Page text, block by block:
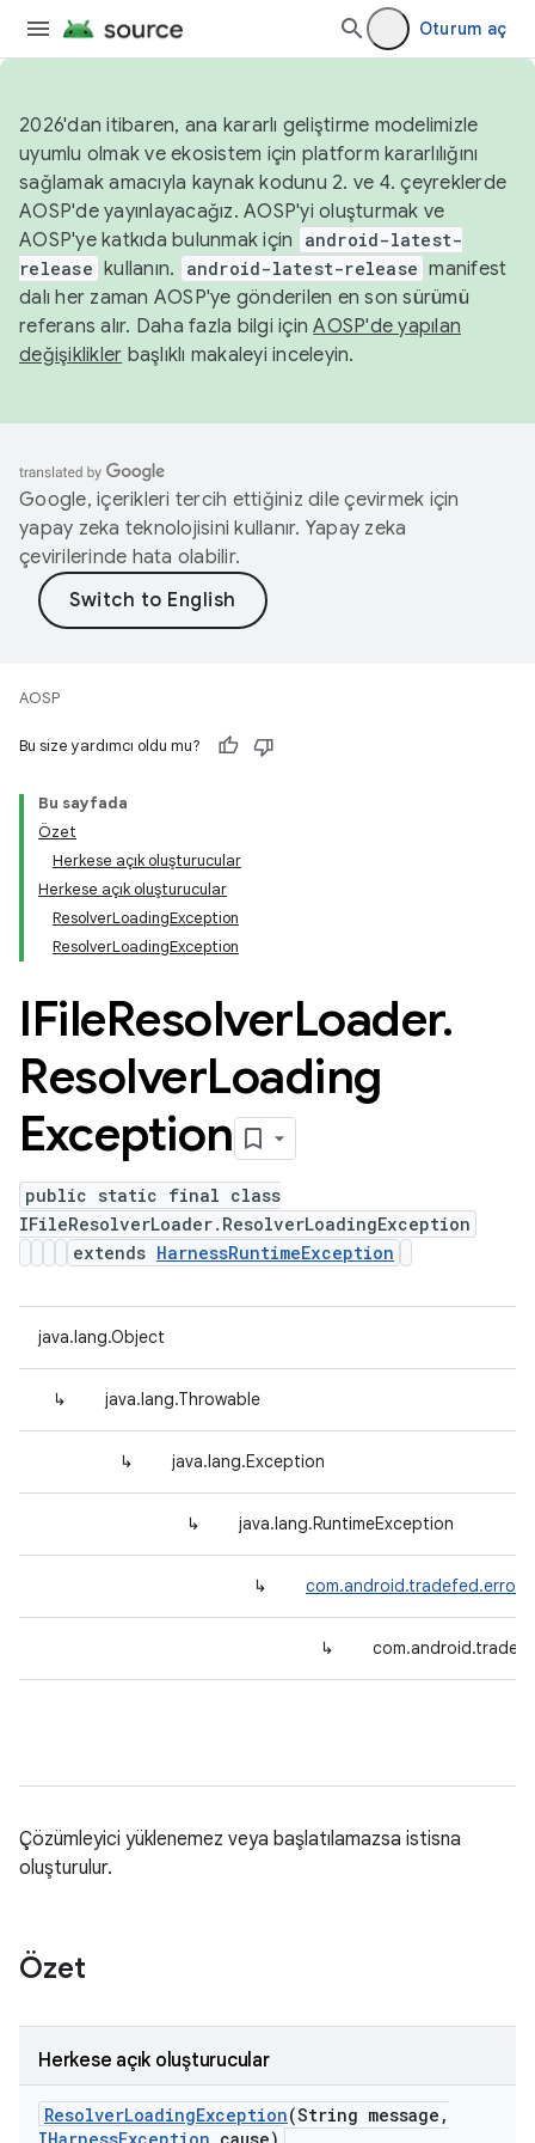
Oturum aç
2026'dan itibaren, ana kararlı geliştirme modelimizle
uyumlu olmak ve ekosistem için platform kararlılığını
sağlamak amacıyla kaynak kodunu 2. ve 4. çeyreklerde
AOSP'de yayınlayacağız. AOSP'yi oluşturmak ve
AOSP'ye katkıda bulunmak için
android-latest-
release kullanın. android-latest-release manifest
dalı her zaman AOSP'ye gönderilen en son sürümü
referans alır. Daha fazla bilgi içinAOSP'de yapılan
değişiklikler başlıklı makaleyi inceleyin.
Google, içerikleri tercih ettiğiniz dile çevirmek için
yapay zeka teknolojisini kullanır. Yapay zeka
çevirilerinde hata olabilir.
AOSP
Bu size yardımcı oldu mu?
Bu sayfada
Özet
Herkese açık oluşturucular
Herkese açık oluşturucular
ResolverLoadingException
ResolverLoadingException
IFileResolverLoader.
ResolverLoading
Exception
public static final class
IFileResolverLoader.ResolverLoadingException
extends HarnessRuntimeException
java.lang.Object
↳ java.lang.Throwable
↳ java.lang.Exception
↳ java.lang.RuntimeException
↳
↳
Çözümleyici yüklenemez veya başlatılamazsa istisna
oluşturulur.
Özet
Herkese açık oluşturucular
ResolverLoadingException(String message ,